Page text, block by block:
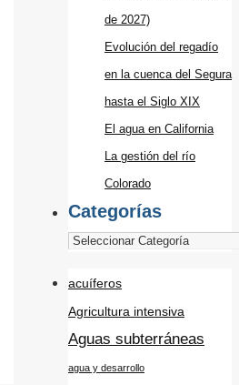
de 2027)
Evolución del regadío
en la cuenca del Segura
hasta el Siglo XIX
El agua en California
La gestión del río
Colorado
Categorías
acuíferos
Agricultura intensiva
Aguas subterráneas
agua y desarrollo